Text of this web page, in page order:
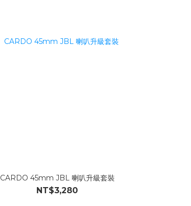
CARDO 45mm JBL 喇叭升級套裝
NT$3,280